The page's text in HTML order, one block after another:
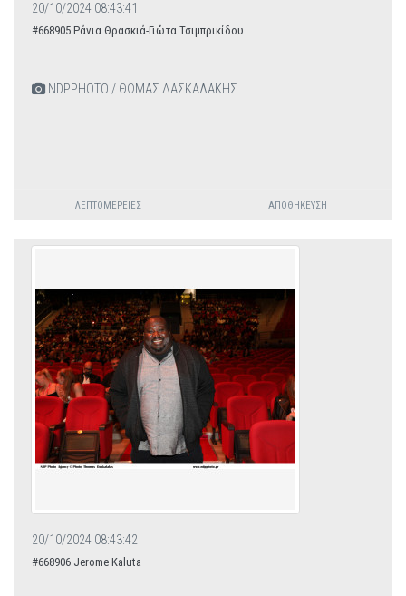
20/10/2024 08:43:41
#668905 Ράνια Θρασκιά-Γιώτα Τσιμπρικίδου
NDPPHOTO / ΘΩΜΑΣ ΔΑΣΚΑΛΑΚΗΣ
ΛΕΠΤΟΜΈΡΕΙΕΣ ΑΠΟΘΉΚΕΥΣΗ
20/10/2024 08:43:42
#668906 Jerome Kaluta